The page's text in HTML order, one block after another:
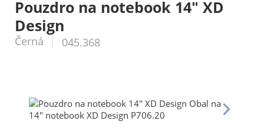
Pouzdro na notebook 14" XD
Design
Černá 045.368